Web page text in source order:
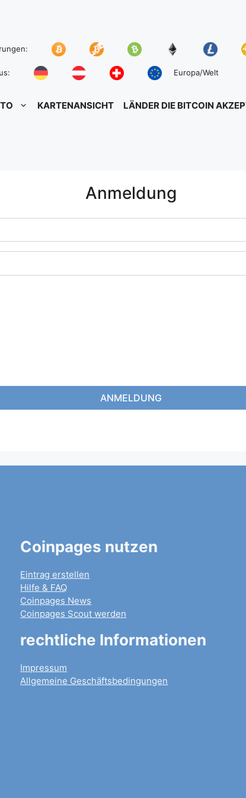
Europa/Welt
KARTENANSICHT LÄNDER DIE BITCOIN
Anmeldung
ANMELDUNG
Coinpages nutzen
Eintrag erstellen
Hilfe & FAQ
Coinpages News
Coinpages Scout werden
rechtliche Informationen
Impressum
Allgemeine Geschäftsbedingungen